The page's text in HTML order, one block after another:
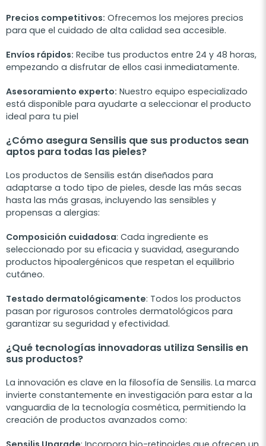
Precios competitivos: Ofrecemos los mejores precios
para que el cuidado de alta calidad sea accesible.
Envíos rápidos: Recibe tus productos entre 24 y 48 horas,
empezando a disfrutar de ellos casi inmediatamente.
Asesoramiento experto: Nuestro equipo especializado
está disponible para ayudarte a seleccionar el producto
ideal para tu piel
¿Cómo asegura Sensilis que sus productos sean
aptos para todas las pieles?
Los productos de Sensilis están diseñados para
adaptarse a todo tipo de pieles, desde las más secas
hasta las más grasas, incluyendo las sensibles y
propensas a alergias:
Composición cuidadosa: Cada ingrediente es
seleccionado por su eficacia y suavidad, asegurando
productos hipoalergénicos que respetan el equilibrio
cutáneo.
Testado dermatológicamente: Todos los productos
pasan por rigurosos controles dermatológicos para
garantizar su seguridad y efectividad.
¿Qué tecnologías innovadoras utiliza Sensilis en
sus productos?
La innovación es clave en la filosofía de Sensilis. La marca
invierte constantemente en investigación para estar a la
vanguardia de la tecnología cosmética, permitiendo la
creación de productos avanzados como: